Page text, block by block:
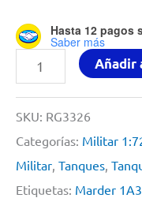
Hasta 12 pagos
Saber más
Marder
1A3
By
Revell
#
Añadir
SKU: RG3326
Categorías: Militar
Militar Tanques
Etiquetas: Marder 1A3